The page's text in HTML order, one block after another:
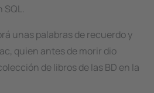
SQL.
unas palabras de recuerdo y
quien antes de morir dio
de libros de las BD en la